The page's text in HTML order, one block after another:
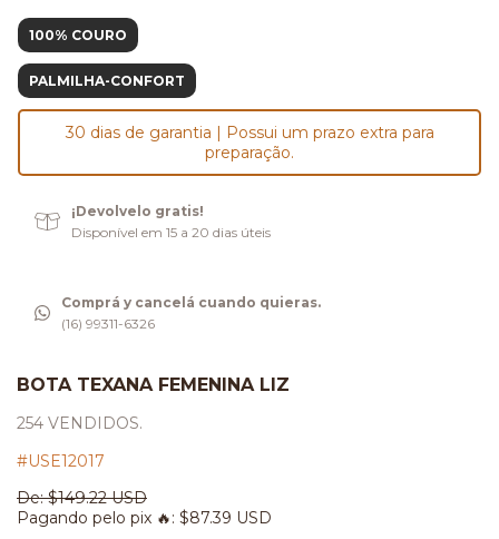
100% COURO
PALMILHA-CONFORT
30 dias de garantia | Possui um prazo extra para
preparação.
¡Devolvelo gratis!
Disponível em 15 a 20 dias úteis
Comprá y cancelá cuando quieras.
(16) 99311-6326
BOTA TEXANA FEMENINA LIZ
254 VENDIDOS.
#USE12017
De:$149.22 USD
Pagando pelo pix 🔥: $87.39 USD